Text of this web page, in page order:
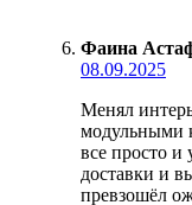
Фаина
08.09.2025
Менял
модульными
все просто и
доставки и
превзошёл